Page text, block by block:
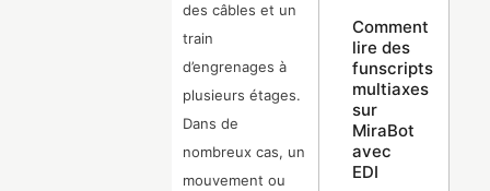
des câbles et un
train
d’engrenages à
plusieurs étages.
Dans de
nombreux cas, un
mouvement ou
Comment
lire des
funscripts
multiaxes
sur
MiraBot
avec
EDI